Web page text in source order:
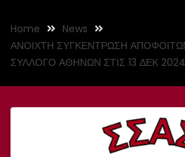
Home
News
ΑΝΟΙΧΤΗ ΣΥΓΚΕΝΤΡΩΣΗ
ΣΥΛΛΟΓΟ ΑΘΗΝΩΝ ΣΤΙΣ 13 ΔΕΚ 2024